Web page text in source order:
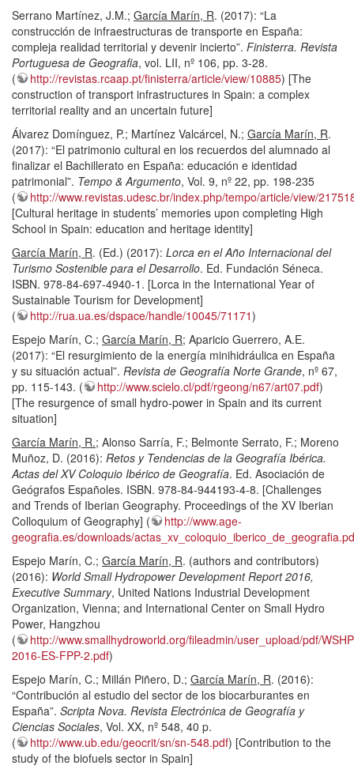
Serrano Martínez, J.M.; García Marín, R. (2017): “La
construcción de infraestructuras de transporte en España:
compleja realidad territorial y devenir incierto”. Finisterra. Revista
Portuguesa de Geografia, vol. LII, nº 106, pp. 3-28.
(
http://revistas.rcaap.pt/finisterra/article/view/10885) [The
construction of transport infrastructures in Spain: a complex
territorial reality and an uncertain future]
Álvarez Domínguez, P.; Martínez Valcárcel, N.; García Marín, R.
(2017): “El patrimonio cultural en los recuerdos del alumnado al
finalizar el Bachillerato en España: educación e identidad
patrimonial”. Tempo & Argumento, Vol. 9, nº 22, pp. 198-235
(
http://www.revistas.udesc.br/index.php/tempo/article/view/
[Cultural heritage in students’ memories upon completing High
School in Spain: education and heritage identity]
García Marín, R. (Ed.) (2017): Lorca en el Año Internacional del
Turismo Sostenible para el Desarrollo. Ed. Fundación Séneca.
ISBN. 978-84-697-4940-1. [Lorca in the International Year of
Sustainable Tourism for Development]
(
http://rua.ua.es/dspace/handle/10045/71171)
Espejo Marín, C.; García Marín, R; Aparicio Guerrero, A.E.
(2017): “El resurgimiento de la energía minihidráulica en España
y su situación actual”. Revista de Geografía Norte Grande, nº 67,
pp. 115-143. (
http://www.scielo.cl/pdf/rgeong/n67/art07.pdf)
[The resurgence of small hydro-power in Spain and its current
situation]
García Marín, R.; Alonso Sarría, F.; Belmonte Serrato, F.; Moreno
Muñoz, D. (2016): Retos y Tendencias de la Geografía Ibérica.
Actas del XV Coloquio Ibérico de Geografía. Ed. Asociación de
Geógrafos Españoles. ISBN. 978-84-944193-4-8. [Challenges
and Trends of Iberian Geography. Proceedings of the XV Iberian
Colloquium of Geography] (
http://www.age-
geografia.es/downloads/
Espejo Marín, C.; García Marín, R. (authors and contributors)
(2016): World Small Hydropower Development Report 2016,
Executive Summary, United Nations Industrial Development
Organization, Vienna; and International Center on Small Hydro
Power, Hangzhou
(
http://www.smallhydroworld.org/fileadmin/user_upload/pdf/
2016-ES-FPP-2.pdf)
Espejo Marín, C.; Millán Piñero, D.; García Marín, R. (2016):
“Contribución al estudio del sector de los biocarburantes en
España”. Scripta Nova. Revista Electrónica de Geografía y
Ciencias Sociales, Vol. XX, nº 548, 40 p.
(
http://www.ub.edu/geocrit/sn/sn-548.pdf) [Contribution to the
study of the biofuels sector in Spain]